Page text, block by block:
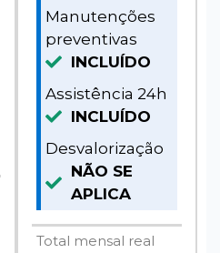
Manutenções
preventivas
INCLUÍDO
Assistência 24h
INCLUÍDO
Desvalorização
NÃO SE
APLICA
Total mensal real